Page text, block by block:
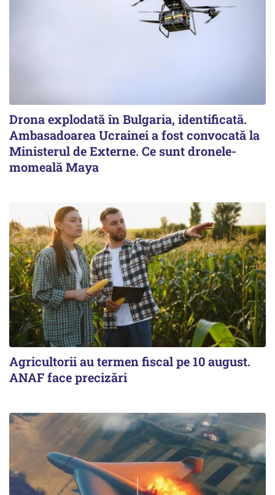
Drona explodată în Bulgaria, identificată.
Ambasadoarea Ucrainei a fost convocată la
Ministerul de Externe. Ce sunt dronele-
momeală Maya
Agricultorii au termen fiscal pe 10 august.
ANAF face precizări